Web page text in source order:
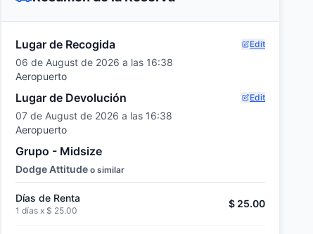
Lugar de Recogida Edit
06 de August de 2026 a las 16:38
Aeropuerto
Lugar de Devolución Edit
07 de August de 2026 a las 16:38
Aeropuerto
Grupo - Midsize
Dodge Attitudeo similar
Días de Renta
1 días x $ 25.00
$ 25.00